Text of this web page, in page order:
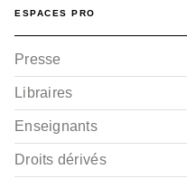
ESPACES PRO
Presse
Libraires
Enseignants
Droits dérivés